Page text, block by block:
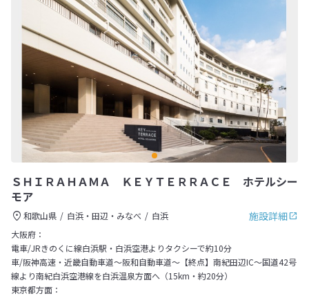
ＳＨＩＲＡＨＡＭＡ ＫＥＹＴＥＲＲＡＣＥ ホテルシー
モア
施設詳細
和歌山県 白浜・田辺・みなべ
白浜
大阪府：
電車/JRきのくに線白浜駅・白浜空港よりタクシーで約10分
車/阪神高速・近畿自動車道～阪和自動車道～【終点】南紀田辺IC～国道42号
線より南紀白浜空港線を白浜温泉方面へ（15km・約20分）
東京都方面：